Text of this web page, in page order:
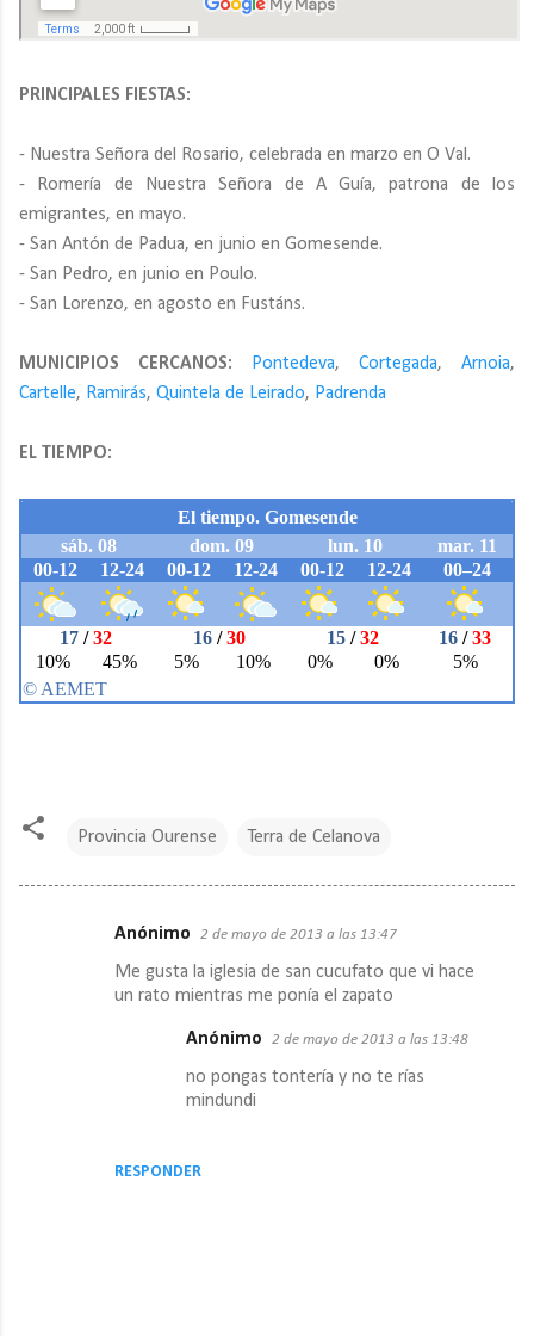
PRINCIPALES FIESTAS:
- Nuestra Señora del Rosario, celebrada en marzo en O Val.
- Romería de Nuestra Señora de A Guía, patrona de los
emigrantes, en mayo.
- San Antón de Padua, en junio en Gomesende.
- San Pedro, en junio en Poulo.
- San Lorenzo, en agosto en Fustáns.
MUNICIPIOS CERCANOS: Pontedeva, Cortegada, Arnoia,
Cartelle, Ramirás, Quintela de Leirado, Padrenda
EL TIEMPO:
Provincia Ourense Terra de Celanova
Anónimo 2 de mayo de 2013 a las 13:47
Me gusta la iglesia de san cucufato que vi hace
un rato mientras me ponía el zapato
RESPONDER
Anónimo 2 de mayo de 2013 a las 13:48
no pongas tontería y no te rías
mindundi